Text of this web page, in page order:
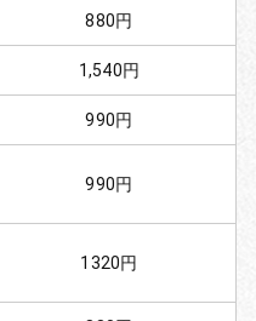
880円
1,540円
990円
990円
1320円